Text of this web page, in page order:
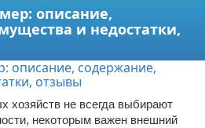
описание,
и недостатки,
хозяйств не всегда выбирают
некоторым важен внешний